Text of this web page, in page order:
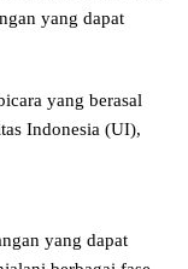
yang dapat
yang berasal
Indonesia (UI),
yang dapat